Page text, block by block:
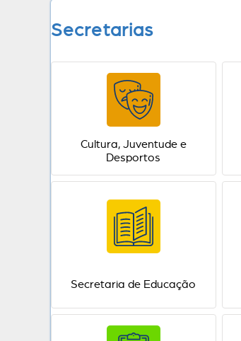
Secretarias
Cultura, Juventude e
Desportos
Secretaria de Educação